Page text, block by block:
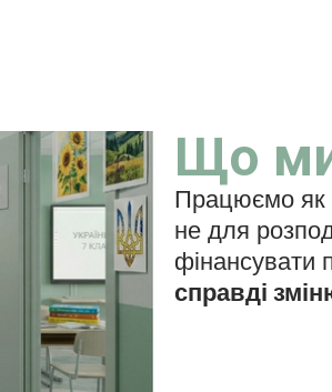
Що
Працюємо як
не для
фінансувати
справді